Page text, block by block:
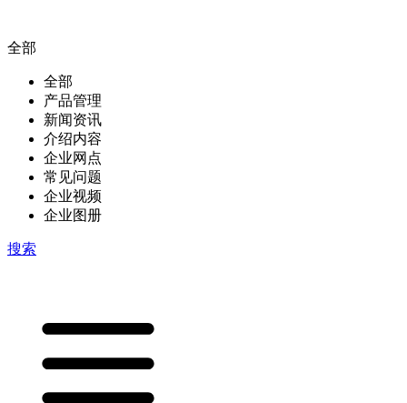
全部
全部
产品管理
新闻资讯
介绍内容
企业网点
常见问题
企业视频
企业图册
搜索